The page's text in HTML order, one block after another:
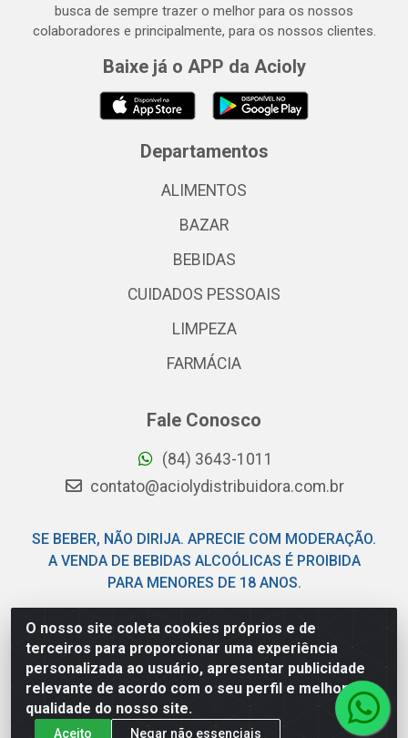
O nosso site coleta cookies próprios e de
terceiros para proporcionar uma experiência
personalizada ao usuário, apresentar publicidade
relevante de acordo com o seu perfil e melhorar a
qualidade do nosso site.
Aceito Negar não essenciais
busca de sempre trazer o melhor para os nossos
colaboradores e principalmente, para os nossos clientes.
Baixe já o APP da Acioly
Departamentos
ALIMENTOS
BAZAR
BEBIDAS
CUIDADOS PESSOAIS
LIMPEZA
FARMÁCIA
Fale Conosco
(84) 3643-1011
contato@aciolydistribuidora.com.br
SE BEBER, NÃO DIRIJA. APRECIE COM MODERAÇÃO.
A VENDA DE BEBIDAS ALCOÓLICAS É PROIBIDA
PARA MENORES DE 18 ANOS.
Acioly Distribuidora - Av Piloto Pereira Tim - Parque de
Exposições - Parnamirim/RN - CEP 59146-480 - CNPJ
06.029.901/0001-92